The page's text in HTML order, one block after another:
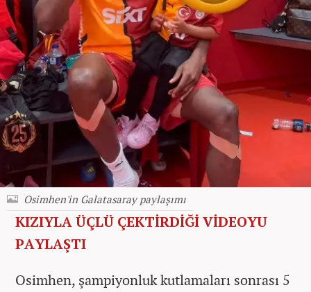
Osimhen'in Galatasaray paylaşımı
KIZIYLA ÜÇLÜ ÇEKTİRDİĞİ VİDEOYU
PAYLAŞTI
Osimhen, şampiyonluk kutlamaları sonrası 5